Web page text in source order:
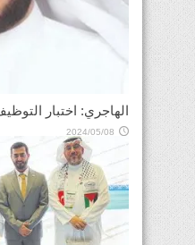
الهاجري: اختبار
2024/05/08